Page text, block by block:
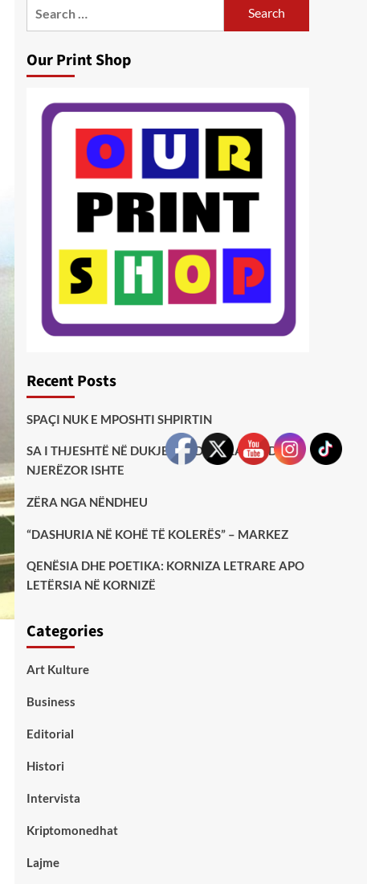
Our Print Shop
Recent Posts
SPAÇI NUK E MPOSHTI SHPIRTIN
SA I THJESHTË NË DUKJE, AQ DHE I LARTË DHE
NJERËZOR ISHTE
ZËRA NGA NËNDHEU
“DASHURIA NË KOHË TË KOLERËS” – MARKEZ
QENËSIA DHE POETIKA: KORNIZA LETRARE APO
LETËRSIA NË KORNIZË
Categories
Art Kulture
Business
Editorial
Histori
Intervista
Kriptomonedhat
Lajme